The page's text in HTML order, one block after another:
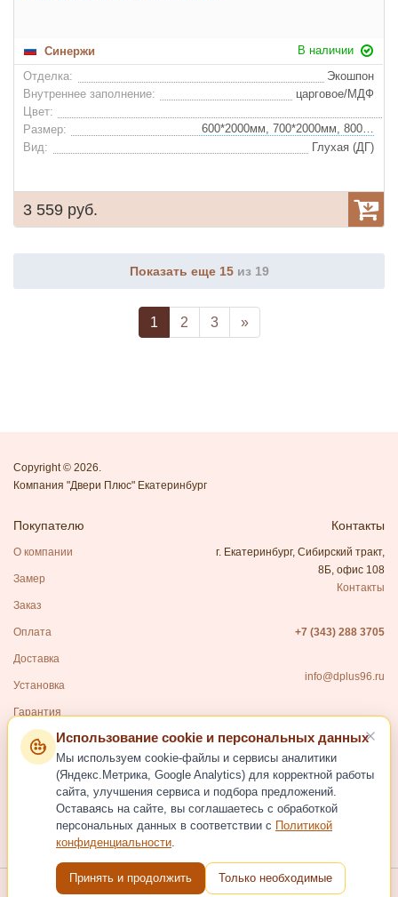
Синержи
В наличии
Отделка:
Экошпон
Внутреннее заполнение:
царговое/МДФ
Цвет:
Размер:
600*2000мм, 700*2000мм, 800*2000мм, 900*2000мм
Вид:
Глухая (ДГ)
3 559 руб.
Показать еще 15 из 19
1 2 3 »
Copyright © 2026.
Компания "Двери Плюс" Екатеринбург
Покупателю
О компании
Замер
Заказ
Оплата
Доставка
Установка
Гарантия
Контакты
г. Екатеринбург, Сибирский тракт,
8Б, офис 108
Контакты
+7 (343) 288 3705
info@dplus96.ru
Каталог
Входные двери
Межкомнатные двери
Фурнитура для дверей
Использование cookie и персональных данных
Мы используем cookie-файлы и сервисы аналитики
(Яндекс.Метрика, Google Analytics) для корректной работы
сайта, улучшения сервиса и подбора предложений.
Оставаясь на сайте, вы соглашаетесь с обработкой
персональных данных в соответствии с
Политикой
конфиденциальности.
Принять и продолжить
Только необходимые